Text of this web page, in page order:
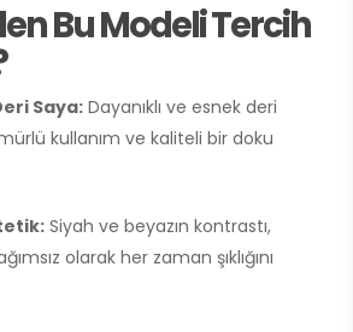
Bu Modeli Tercih
Saya:Dayanıklı ve esnek deri
kullanım ve kaliteli bir doku
Siyah ve beyazın kontrastı,
olarak her zaman şıklığını